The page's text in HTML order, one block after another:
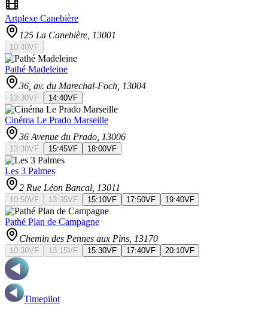
Artplexe Canebière
125 La Canebière , 13001
10:40VF
Pathé Madeleine
36, av. du Marechal-Foch , 13004
13:30VF 14:40VF
Cinéma Le Prado Marseille
36 Avenue du Prado , 13006
13:30VF 15:45VF 18:00VF
Les 3 Palmes
2 Rue Léon Bancal , 13011
10:50VF 13:35VF 15:10VF 17:50VF 19:40VF
Pathé Plan de Campagne
Chemin des Pennes aux Pins , 13170
10:30VF 13:15VF 15:30VF 17:40VF 20:10VF
Timepilot